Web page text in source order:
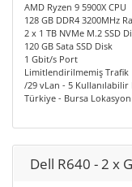
AMD Ryzen 9 5900X CPU
128 GB DDR4 3200MHz
2 x 1 TB NVMe M.2 SSD
120 GB Sata SSD Disk
1 Gbit/s Port
Limitlendirilmemiş Trafik
/29 vLan - 5 Kullanılabilir
Türkiye - Bursa Lokasyon
Dell R640 - 2 x